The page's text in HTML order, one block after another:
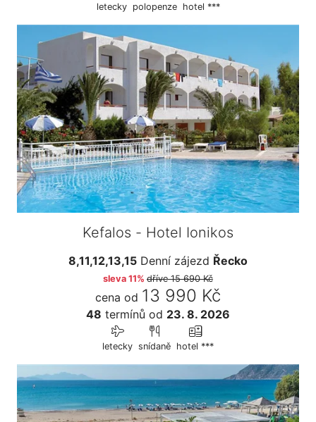
letecky polopenze hotel ***
Kefalos - Hotel Ionikos
8,11,12,13,15 Denní zájezd Řecko
sleva 11% dříve15 690 Kč
cena od 13 990 Kč
48 termínů od 23. 8. 2026
letecky snídaně hotel ***